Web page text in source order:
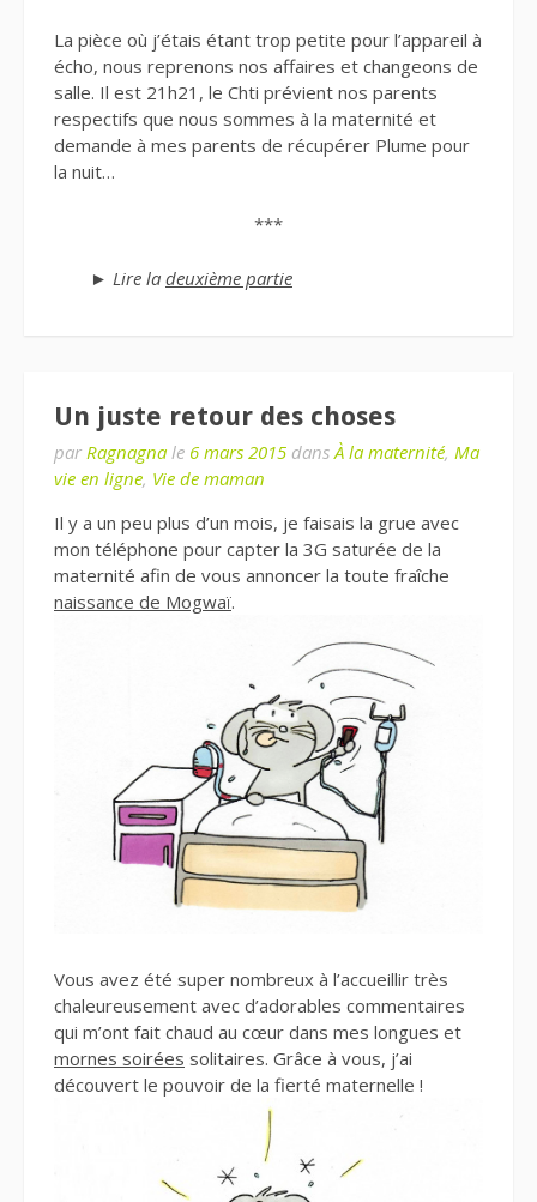
La pièce où j’étais étant trop petite pour l’appareil à
écho, nous reprenons nos affaires et changeons de
salle. Il est 21h21, le Chti prévient nos parents
respectifs que nous sommes à la maternité et
demande à mes parents de récupérer Plume pour
la nuit…
***
► Lire la deuxième partie
Un juste retour des choses
par Ragnagna le 6 mars 2015 dansÀ la maternité, Ma
vie en ligne, Vie de maman
Il y a un peu plus d’un mois, je faisais la grue avec
mon téléphone pour capter la 3G saturée de la
maternité afin de vous annoncer la toute fraîche
naissance de Mogwaï.
Vous avez été super nombreux à l’accueillir très
chaleureusement avec d’adorables commentaires
qui m’ont fait chaud au cœur dans mes longues et
mornes soirées solitaires. Grâce à vous, j’ai
découvert le pouvoir de la fierté maternelle !